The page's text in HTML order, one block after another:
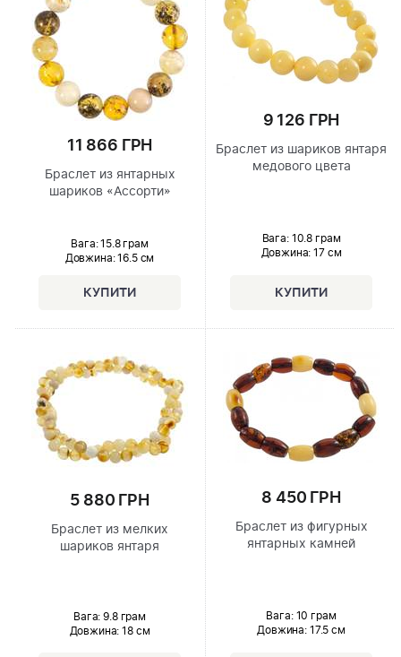
11 866 ГРН
Браслет из янтарных
шариков «Ассорти»
Вага: 15.8 грам
Довжина:16.5 см
9 126 ГРН
Браслет из шариков янтаря
медового цвета
Вага: 10.8 грам
Довжина: 17 см
5 880 ГРН
Браслет из мелких
шариков янтаря
Вага: 9.8 грам
Довжина: 18 см
8 450 ГРН
Браслет из фигурных
янтарных камней
Вага: 10 грам
Довжина: 17.5 см